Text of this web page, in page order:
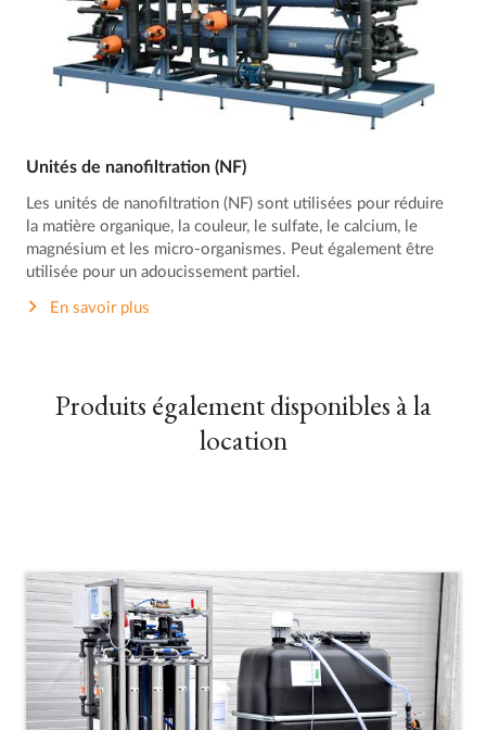
Unités de nanofiltration (NF)
Les unités de nanofiltration (NF) sont utilisées pour réduire
la matière organique, la couleur, le sulfate, le calcium, le
magnésium et les micro-organismes. Peut également être
utilisée pour un adoucissement partiel.
En savoir plus
Produits également disponibles à la
location